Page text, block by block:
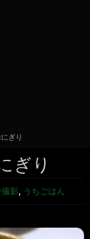
ぎり
ぎり
撮影, うちごはん